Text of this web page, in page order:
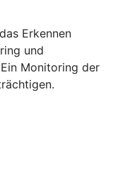
Erkennen
und
Monitoring der